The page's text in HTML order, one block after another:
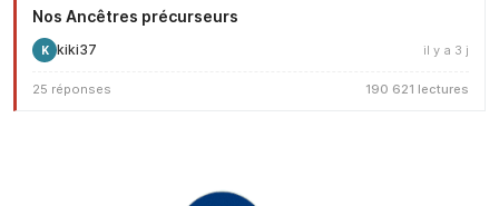
Nos Ancêtres précurseurs
K kiki37 il y a 3 j
25 réponses 190 621 lectures